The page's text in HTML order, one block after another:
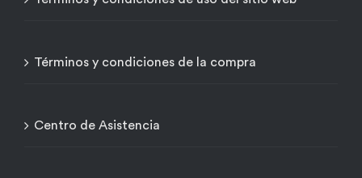
Términos y condiciones de la compra
Centro de Asistencia